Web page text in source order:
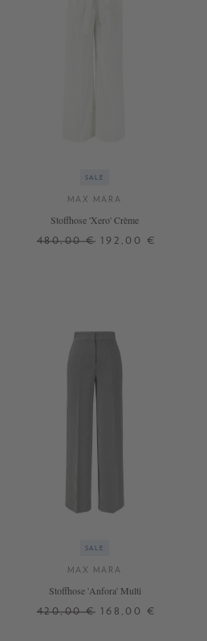
SALE
MAX MARA
Stoffhose 'Xero' Crème
480,00 € 192,00 €
SALE
MAX MARA
Stoffhose 'Anfora' Multi
420,00 € 168,00 €